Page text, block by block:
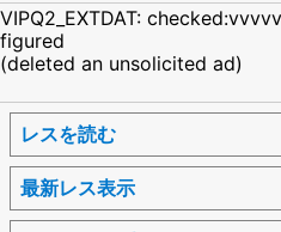
VIPQ2_EXTDAT:
figured
(deleted an unsolicited ad)
レスを読む
最新レス表示